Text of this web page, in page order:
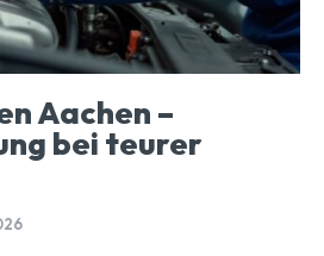
Aachen –
bei teurer